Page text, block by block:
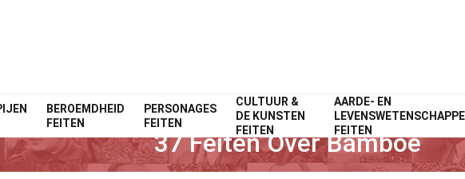
BEROEMDHEID
FEITEN
PERSONAGES
FEITEN
CULTUUR &
DE KUNSTEN
FEITEN
AARDE- EN
FEITEN
Home NatuurFeiten PlantenFeiten
37 Feiten Over Bamboe